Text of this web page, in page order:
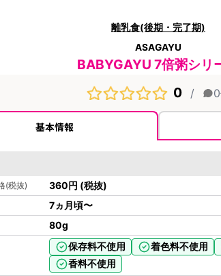
離乳食(後期・完了期)
ASAGAYU
BABYGAYU 7倍粥シリ
0
/ 0
基本情報
(税抜) 360円 (税抜)
7ヵ月頃〜
80g
保存料不使用 着色料不使用
香料不使用